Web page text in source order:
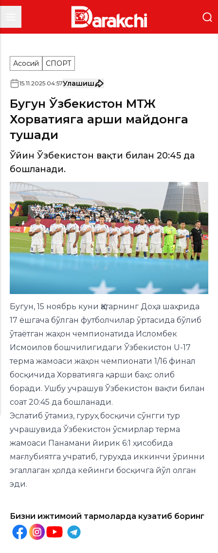
Асосий СПОРТ
15.11.2025 04:57Улашиш
Бугун Ўзбекистон МТЖ
Хорватияга қарши майдонга
тушади
Ўйин Ўзбекистон вақти билан 20:45 да
бошланади.
Бугун, 15 ноябрь куни Қатарнинг Доҳа шаҳрида
17 ёшгача бўлган футболчилар ўртасида бўлиб
ўтаётган жаҳон чемпионатида Исломбек
Исмоилов бошчилигидаги Ўзбекистон U-17
терма жамоаси жаҳон чемпионати 1/16 финал
босқичида Хорватияга қарши баҳс олиб
боради. Ушбу учрашув Ўзбекистон вақти билан
соат 20:45 да бошланади.
Эслатиб ўтамиз, гуруҳ босқичи сўнгги тур
учрашувида Ўзбекистон ўсмирлар терма
жамоаси Панамани йирик 6:1 ҳисобида
мағлубиятга учратиб, гуруҳда иккинчи ўринни
эгаллаган ҳолда кейинги босқичга йўл олган
эди.
Бизни ижтимоий тармоқларда кузатиб боринг